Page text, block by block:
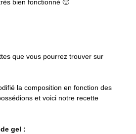
bien fonctionné 🙂
que vous pourrez trouver sur
la composition en fonction des
et voici notre recette
gel :